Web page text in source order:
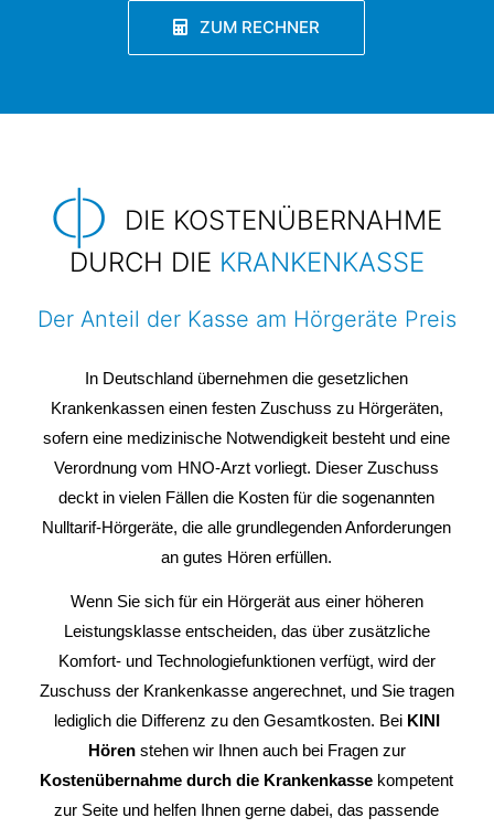
ZUM RECHNER
DIE KOSTENÜBERNAHME
DURCH DIE KRANKENKASSE
Der Anteil der Kasse am Hörgeräte Preis
In Deutschland übernehmen die gesetzlichen
Krankenkassen einen festen Zuschuss zu Hörgeräten,
sofern eine medizinische Notwendigkeit besteht und eine
Verordnung vom HNO-Arzt vorliegt. Dieser Zuschuss
deckt in vielen Fällen die Kosten für die sogenannten
Nulltarif-Hörgeräte, die alle grundlegenden Anforderungen
an gutes Hören erfüllen.
Wenn Sie sich für ein Hörgerät aus einer höheren
Leistungsklasse entscheiden, das über zusätzliche
Komfort- und Technologiefunktionen verfügt, wird der
Zuschuss der Krankenkasse angerechnet, und Sie tragen
lediglich die Differenz zu den Gesamtkosten. Bei KINI
Hörenstehen wir Ihnen auch bei Fragen zur
Kostenübernahme durch die Krankenkasse kompetent
zur Seite und helfen Ihnen gerne dabei, das passende